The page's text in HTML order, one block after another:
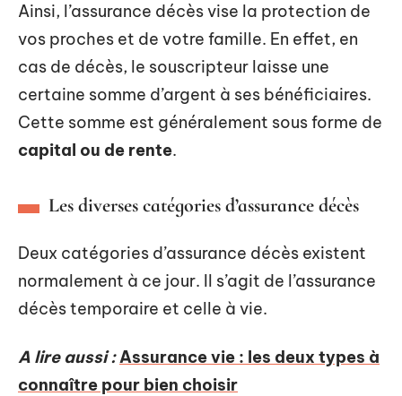
Ainsi, l’assurance décès vise la protection de
vos proches et de votre famille. En effet, en
cas de décès, le souscripteur laisse une
certaine somme d’argent à ses bénéficiaires.
Cette somme est généralement sous forme de
capital ou de rente.
Les diverses catégories d’assurance décès
Deux catégories d’assurance décès existent
normalement à ce jour. Il s’agit de l’assurance
décès temporaire et celle à vie.
A lire aussi : Assurance vie : les deux types à
connaître pour bien choisir